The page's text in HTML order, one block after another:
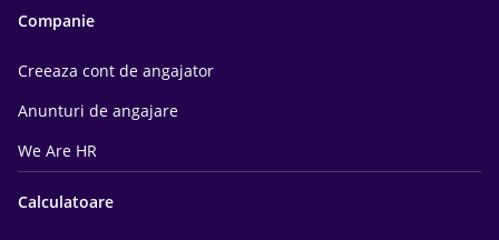
Companie
Creeaza cont de angajator
Anunturi de angajare
We Are HR
Calculatoare